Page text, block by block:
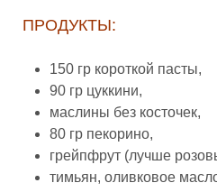
ПРОДУКТЫ:
150 гр короткой пасты,
90 гр цуккини,
маслины без косточек,
80 гр пекорино,
грейпфрут (лучше
тимьян, оливковое